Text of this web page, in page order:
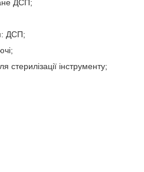
ДСП;
ДСП;
інструменту;